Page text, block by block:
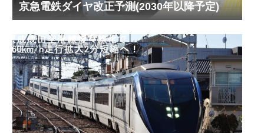
京急電鉄ダイヤ改正予測(2030年以降予定)